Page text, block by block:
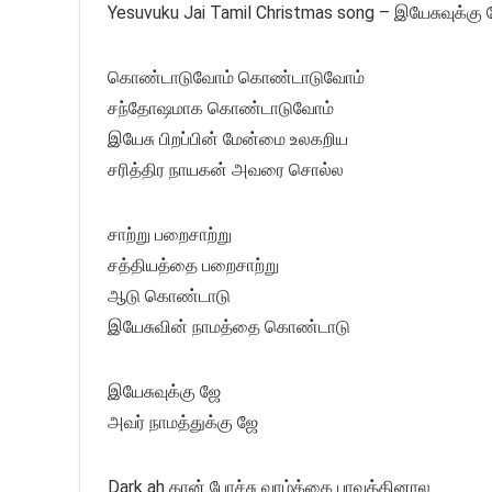
Yesuvuku Jai Tamil Christmas song – இயேசுவுக்கு
கொண்டாடுவோம் கொண்டாடுவோம்
சந்தோஷமாக கொண்டாடுவோம்
இயேசு பிறப்பின் மேன்மை உலகறிய
சரித்திர நாயகன் அவரை சொல்ல
சாற்று பறைசாற்று
சத்தியத்தை பறைசாற்று
ஆடு கொண்டாடு
இயேசுவின் நாமத்தை கொண்டாடு
இயேசுவுக்கு ஜே
அவர் நாமத்துக்கு ஜே
Dark ah தான் போச்சு வாழ்க்கை பாவத்தினால